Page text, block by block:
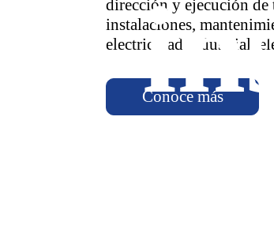
dirección y ejecución de
instalaciones,
electricidad industrial,
Conoce más